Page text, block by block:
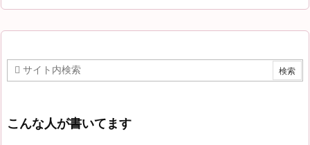
こんな人が書いてます